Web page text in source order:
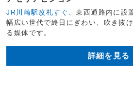
JR川崎駅改札すぐ
、東西通路内に設
幅広い世代で終日にぎわい、吹き抜
る媒体です。
詳細を見る